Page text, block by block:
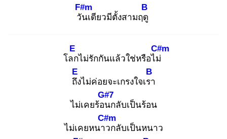
วัน
F#m
เดียวมีตั้งสามฤดู
B
โลก
E
ไม่รักกันแล้วใช่หรือไม่
C#m
ถึง
E
ไม่ค่อยจะเกรงใจเรา
B
ไม่เคยร้อน
G#7
กลับเป็นร้อน
ไม่เคยหนาว
C#m
กลับเป็นหนาว